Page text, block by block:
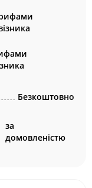
Безкоштовно
за
домовленістю